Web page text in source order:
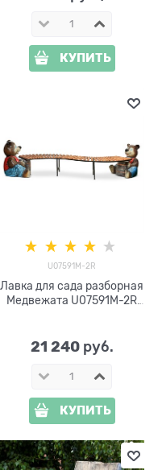
КУПИТЬ
U07591M-2R
Лавка для сада разборная
Медвежата U07591M-2R
21 240 руб.
КУПИТЬ